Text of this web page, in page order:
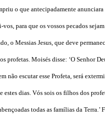
o que antecipadamente
para que os vossos pecados
o Messias Jesus, que deve
profetas. Moisés disse: ‘O Senhor
não escutar esse Profeta, será
estes dias. Vós sois os filhos dos
todas as famílias da